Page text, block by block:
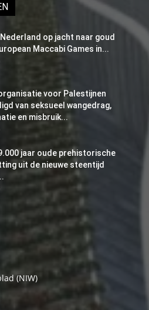
op jacht naar goud
Maccabi Games in...
voor Palestijnen
van seksueel wangedrag,
en misbruik...
jaar oude prehistorische
uit de nieuwe steentijd
(NIW)